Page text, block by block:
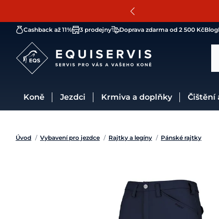
Cashback až 11% 3 prodejny Doprava zdarma od 2 500 KčBlog
Koně Jezdci Krmiva a doplňky
Úvod / Vybavení pro jezdce / Rajtky a legíny / Pánské rajtky